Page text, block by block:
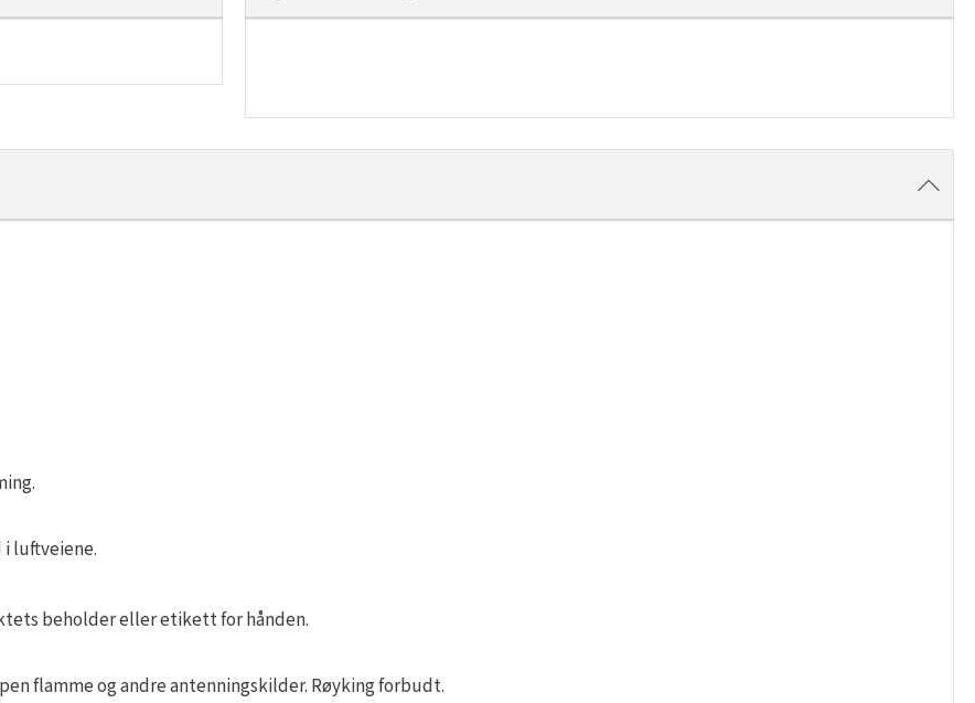
luftveiene.
beholder eller etikett for hånden.
flamme og andre antenningskilder. Røyking forbudt.